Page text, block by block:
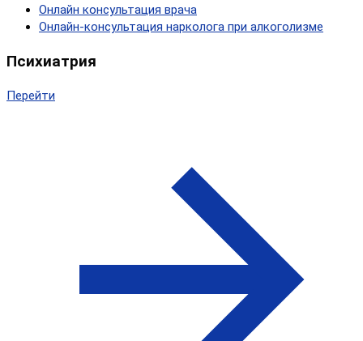
Онлайн консультация врача
Онлайн-консультация нарколога при алкоголизме
Психиатрия
Перейти